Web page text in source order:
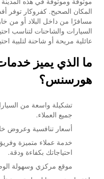
المكان الصحيح. كفروكار توفر
مسافرًا من داخل البلاد أو من
السيارات والشاحنات لتناسب
عائلية مريحة أو شاحنة لتلبية
ما الذي يميز
هورسنس؟
تشكيلة واسعة من
جميع العملاء.
أسعار تنافسية وعروض
خدمة عملاء متميزة
احتياجاتك بكفاءة ودقة.
موقع مركزي وسهولة